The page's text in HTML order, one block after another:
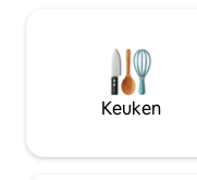
slechts 15 minuten
mediterrane vegetatie
rustig, bijna privéstrand. Word
met zacht
wandelingen langs
Keuken